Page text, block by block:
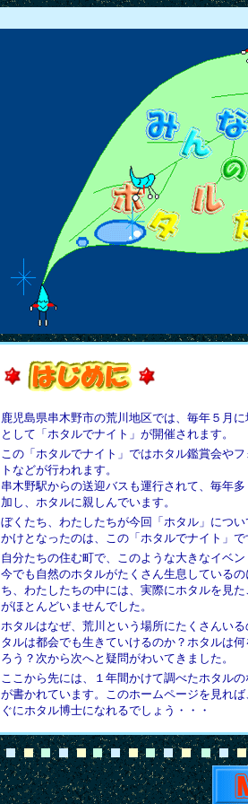
鹿児島県串木野市の荒川地区では、毎年５月に
として「ホタルでナイト」が開催されます。
この「ホタルでナイト」ではホタル鑑賞会や
トなどが行われます。
串木野駅からの送迎バスも運行されて、毎年
加し、ホタルに親しんでいます。
ぼくたち、わたしたちが今回「ホタル」につい
かけとなったのは、この「ホタルでナイト」で
自分たちの住む町で、このような大きなイベン
今でも自然のホタルがたくさん生息しているの
ち、わたしたちの中には、実際にホタルを見た
がほとんどいませんでした。
ホタルはなぜ、荒川という場所にたくさんい
タルは都会でも生きていけるのか？ホタルは
ろう？次から次へと疑問がわいてきました。
ここから先には、１年間かけて調べたホタル
が書かれています。このホームページを見れ
ぐにホタル博士になれるでしょう・・・